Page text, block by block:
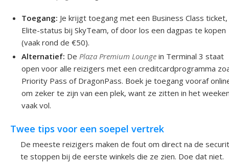
Toegang: Je krijgt toegang met een Business Class ticket,
Elite-status bij SkyTeam, of door los een dagpas te kopen
(vaak rond de €50).
Alternatief: De Plaza Premium Lounge in Terminal 3 staat
open voor alle reizigers met een creditcardprogramma
Priority Pass of DragonPass. Boek je toegang vooraf
om zeker te zijn van een plek, want ze zitten in het
vaak vol.
Twee tips voor een soepel vertrek
De meeste reizigers maken de fout om direct na de
te stoppen bij de eerste winkels die ze zien. Doe dat niet.